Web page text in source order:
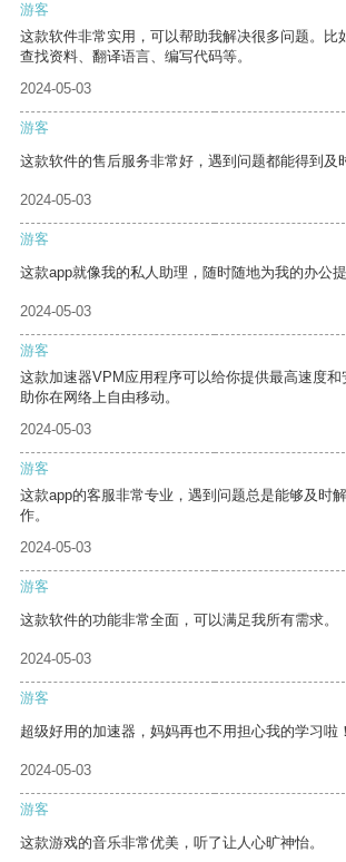
游客
这款软件非常实用，可以帮助我解决很多问题。比
查找资料、翻译语言、编写代码等。
2024-05-03
游客
这款软件的售后服务非常好，遇到问题都能得到及
2024-05-03
游客
这款app就像我的私人助理，随时随地为我的办公提
2024-05-03
游客
这款加速器VPM应用程序可以给你提供最高速度
助你在网络上自由移动。
2024-05-03
游客
这款app的客服非常专业，遇到问题总是能够及时
作。
2024-05-03
游客
这款软件的功能非常全面，可以满足我所有需求。
2024-05-03
游客
超级好用的加速器，妈妈再也不用担心我的学习啦！
2024-05-03
游客
这款游戏的音乐非常优美，听了让人心旷神怡。